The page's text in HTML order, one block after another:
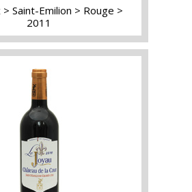
Saint-Emilion
Rouge
2011